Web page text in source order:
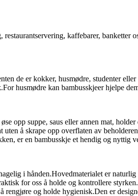
kaffebarer, banketter
de er kokker, husmødre, studenter
husmødre kan bambusskjeer hjelpe
opp suppe, saus eller annen mat,
å skrape opp overflaten av
er en bambusskje et hendig og nyttig
i hånden.Hovedmaterialet er
for oss å holde og kontrollere
rengjøre og holde hygienisk.Den er